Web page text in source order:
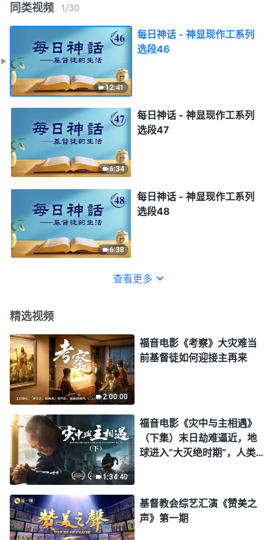
同类视频 1/30
12:41
每日神话 - 神显现作工系列
选段46
6:34
每日神话 - 神显现作工系列
选段47
6:38
每日神话 - 神显现作工系列
选段48
查看更多
精选视频
2:00:00
福音电影《考察》大灾难当
前基督徒如何迎接主再来
1:34:40
福音电影《灾中与主相遇》
（下集）末日劫难逼近，地
球进入“大灭绝时期”，人类
基督教会综艺汇演《赞美之
声》第一期